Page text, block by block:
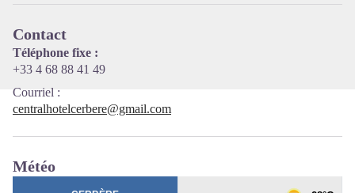
Contact
Téléphone fixe :
+33 4 68 88 41 49
Courriel :
centralhotelcerbere@gmail.com
Météo